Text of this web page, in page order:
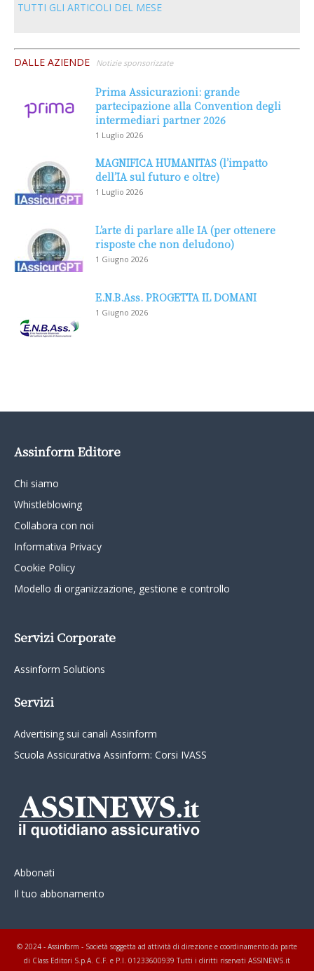
TUTTI GLI ARTICOLI DEL MESE
DALLE AZIENDE Notizie sponsorizzate
Prima Assicurazioni: grande
partecipazione alla Convention degli
intermediari partner 2026
1 Luglio 2026
MAGNIFICA HUMANITAS (l’impatto
dell’IA sul futuro e oltre)
1 Luglio 2026
L’arte di parlare alle IA (per ottenere
risposte che non deludono)
1 Giugno 2026
E.N.B.Ass. PROGETTA IL DOMANI
1 Giugno 2026
Assinform Editore
Chi siamo
Whistleblowing
Collabora con noi
Informativa Privacy
Cookie Policy
Modello di organizzazione, gestione e controllo
Servizi Corporate
Assinform Solutions
Servizi
Advertising sui canali Assinform
Scuola Assicurativa Assinform: Corsi IVASS
Abbonati
Il tuo abbonamento
© 2024 - Assinform - Società soggetta ad attività di direzione e coordinamento da parte
di Class Editori S.p.A. C.F. e P.I. 01233600939 Tutti i diritti riservati ASSINEWS.it